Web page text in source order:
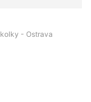
- Ostrava